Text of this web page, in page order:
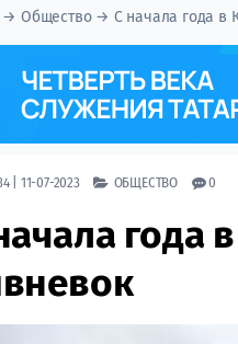
→Общество→ С начала года в
| 11-07-2023 ОБЩЕСТВО 0
года